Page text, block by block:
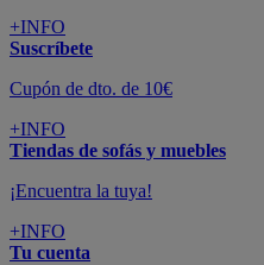
+INFO
Suscríbete
Cupón de dto. de 10€
+INFO
Tiendas de sofás y muebles
¡Encuentra la tuya!
+INFO
Tu cuenta